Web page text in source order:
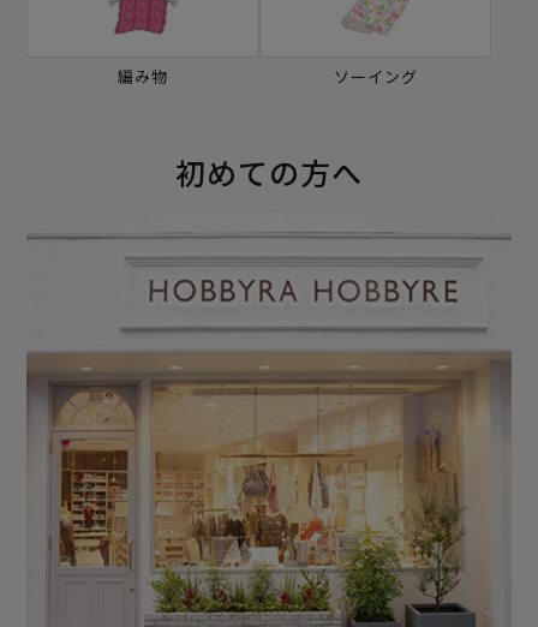
編み物 ソーイング
初めての方へ